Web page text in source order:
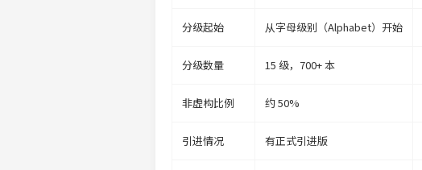
分级起始 从字母级别（Alphabet）开始
分级数量 15 级，700+ 本
非虚构比例 约 50%
引进情况 有正式引进版